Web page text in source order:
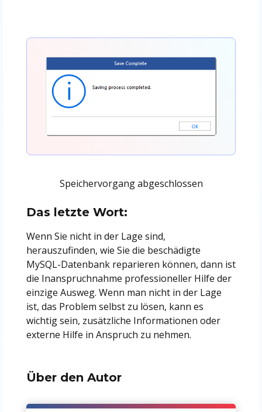
Speichervorgang abgeschlossen
Das letzte Wort:
Wenn Sie nicht in der Lage sind,
herauszufinden, wie Sie die beschädigte
MySQL-Datenbank reparieren können, dann ist
die Inanspruchnahme professioneller Hilfe der
einzige Ausweg. Wenn man nicht in der Lage
ist, das Problem selbst zu lösen, kann es
wichtig sein, zusätzliche Informationen oder
externe Hilfe in Anspruch zu nehmen.
Über den Autor